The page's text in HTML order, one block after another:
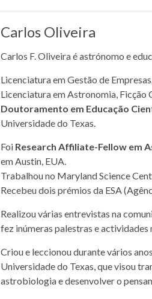
Carlos Oliveira
Carlos F. Oliveira é astrónomo e
Licenciatura em Gestão de
Licenciatura em Astronomia,
Doutoramento em Educação
Universidade do Texas.
Foi Research Affiliate-Fellow em
em Austin, EUA.
Trabalhou no Maryland Science
Recebeu dois prémios da ESA
Realizou várias entrevistas na
fez inúmeras palestras e actividades
Criou e leccionou durante vários
Universidade do Texas, que visou
astrobiologia e desenvolver o